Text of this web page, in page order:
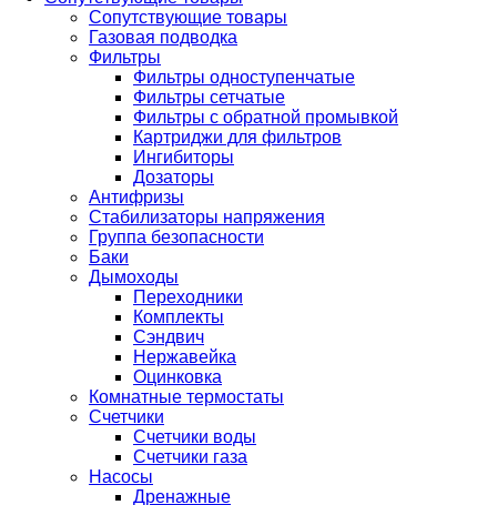
Сопутствующие товары
Газовая подводка
Фильтры
Фильтры одноступенчатые
Фильтры сетчатые
Фильтры с обратной промывкой
Картриджи для фильтров
Ингибиторы
Дозаторы
Антифризы
Стабилизаторы напряжения
Группа безопасности
Баки
Дымоходы
Переходники
Комплекты
Сэндвич
Нержавейка
Оцинковка
Комнатные термостаты
Счетчики
Счетчики воды
Счетчики газа
Насосы
Дренажные